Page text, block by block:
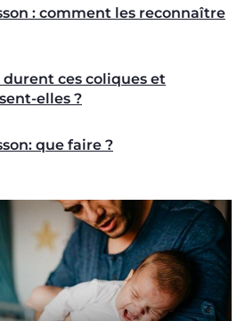
: comment les reconnaître
ces coliques et
elles ?
que faire ?